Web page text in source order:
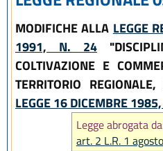
MODIFICHE ALLA LEGGE
1991, N. 24
COLTIVAZIONE E
TERRITORIO
LEGGE 16 DICEMBRE
Legge abrogata
art. 2 L.R. 1